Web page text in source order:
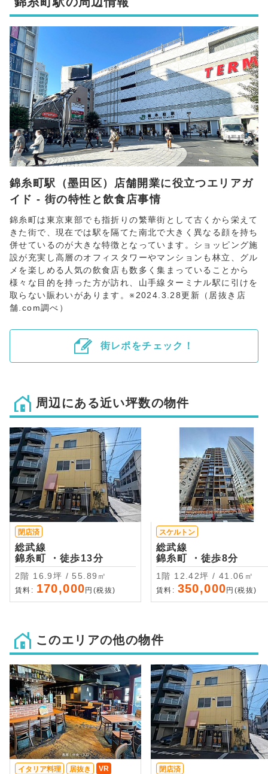
錦糸町駅（墨田区）店舗開業に役立つエリアガ
イド - 街の特性と飲食店事情
錦糸町は東京東部でも指折りの繁華街として古くから栄えて
きた街で、現在では駅を隔てた南北で大きく異なる顔を持ち
併せているのが大きな特徴となっています。ショッピング施
設が充実し高層のオフィスタワーやマンションも林立、グル
メを楽しめる人気の飲食店も数多く集まっていることから
様々な目的を持った方が訪れ、山手線ターミナル駅に引けを
取らない賑わいがあります。※2024.3.28更新（居抜き店
舗.com調べ）
街レポをチェック！
周辺にある近い坪数の物件
閉店済
総武線
錦糸町 ・徒歩13分
2階 16.9坪 / 55.89㎡
賃料: 170,000 円(税抜)
スケルトン
総武線
錦糸町 ・徒歩8分
1階 12.42坪 / 41.06㎡
賃料: 350,000 円(税抜)
このエリアの他の物件
イタリア料理 居抜き VR 閉店済